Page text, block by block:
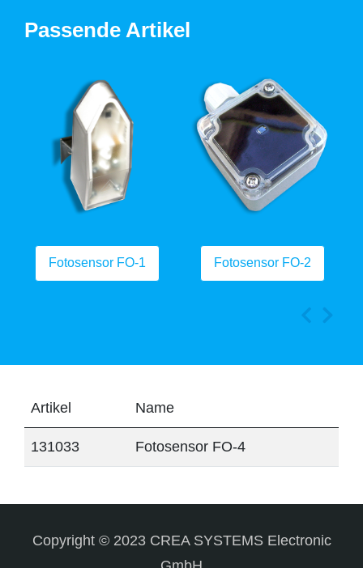
Passende Artikel
Fotosensor FO-1 Fotosensor FO-2
Artikel Name
131033 Fotosensor FO-4
Copyright © 2023 CREA SYSTEMS Electronic